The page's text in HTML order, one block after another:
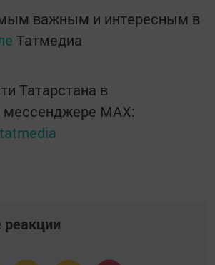
важным и интересным в
Татмедиа
Татарстана в
мессенджере MАХ:
реакции